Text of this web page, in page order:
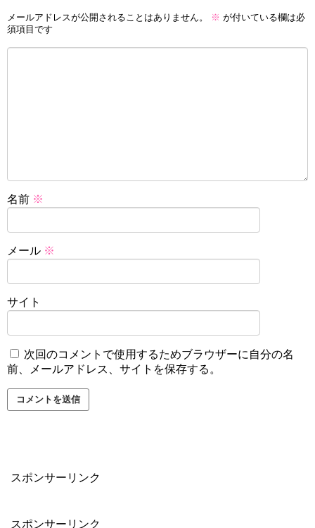
メールアドレスが公開されることはありません。 ※ が付いている欄は必
須項目です
名前 ※
メール ※
サイト
次回のコメントで使用するためブラウザーに自分の名
前、メールアドレス、サイトを保存する。
スポンサーリンク
スポンサーリンク